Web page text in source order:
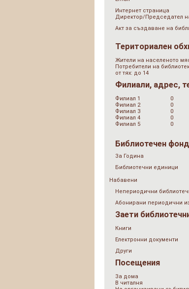
Интернет страница
Директор/Председател
Акт за създаване на
Териториален
Жители на населеното
Потребители на
от тях: до 14
Филиали, адрес,
Филиал 1
0
Филиал 2
0
Филиал 3
0
Филиал 4
0
Филиал 5
0
Библиотечен фонд
За Година
Библиотечни единици
Набавени
Непериодични
Абонирани периодични
Заети
Книги
Електронни документи
Други
Посещения
За дома
В читалня